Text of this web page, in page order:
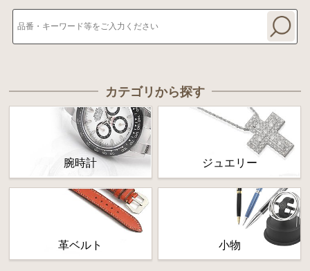
カテゴリから探す
腕時計 ジュエリー
革ベルト 小物